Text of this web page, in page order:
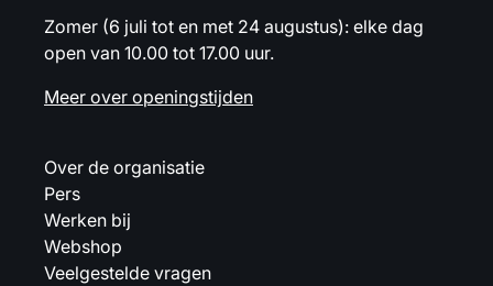
Zomer (6 juli tot en met 24 augustus): elke dag
open van 10.00 tot 17.00 uur.
Meer over openingstijden
Over de organisatie
Pers
Werken bij
Webshop
Veelgestelde vragen